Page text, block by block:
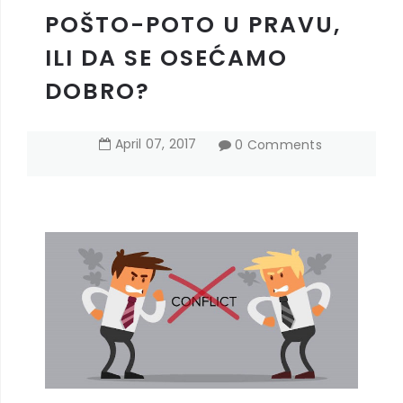
POŠTO-POTO U PRAVU,
ILI DA SE OSEĆAMO
DOBRO?
April 07, 2017 0 Comments